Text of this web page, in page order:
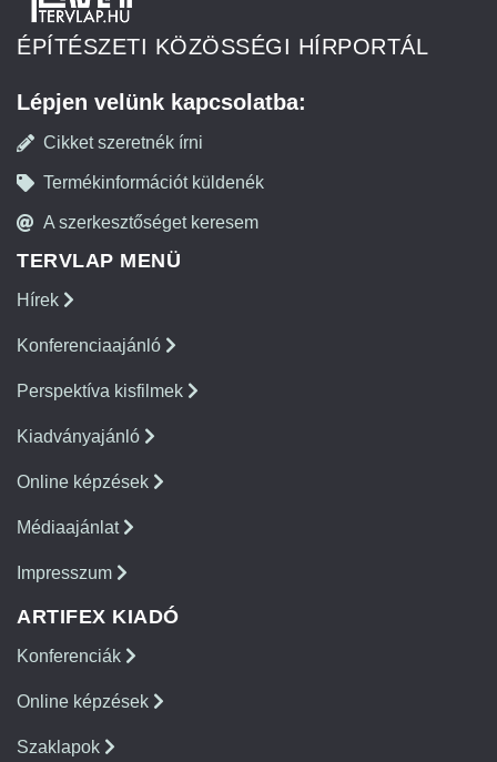
ÉPÍTÉSZETI KÖZÖSSÉGI HÍRPORTÁL
Lépjen velünk kapcsolatba:
Cikket szeretnék írni
Termékinformációt küldenék
A szerkesztőséget keresem
TERVLAP MENÜ
Hírek
Konferenciaajánló
Perspektíva kisfilmek
Kiadványajánló
Online képzések
Médiaajánlat
Impresszum
ARTIFEX KIADÓ
Konferenciák
Online képzések
Szaklapok